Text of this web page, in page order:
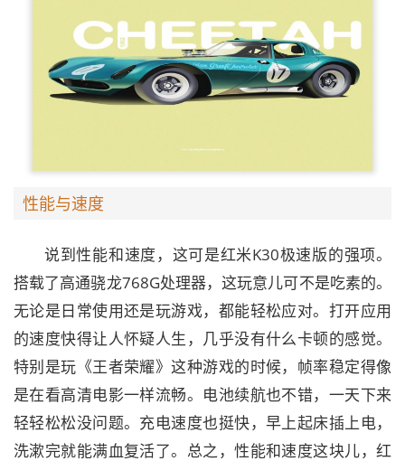
性能与速度
说到性能和速度，这可是红米K30极速版的强项。
搭载了高通骁龙768G处理器，这玩意儿可不是吃素的。
无论是日常使用还是玩游戏，都能轻松应对。打开应用
的速度快得让人怀疑人生，几乎没有什么卡顿的感觉。
特别是玩《王者荣耀》这种游戏的时候，帧率稳定得像
是在看高清电影一样流畅。电池续航也不错，一天下来
轻轻松松没问题。充电速度也挺快，早上起床插上电，
洗漱完就能满血复活了。总之，性能和速度这块儿，红